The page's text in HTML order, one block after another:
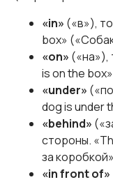
«in» («в»),
box»
«on» («на»),
is on the
«under»
dog is under
«behind»
стороны.
за
«in front of»